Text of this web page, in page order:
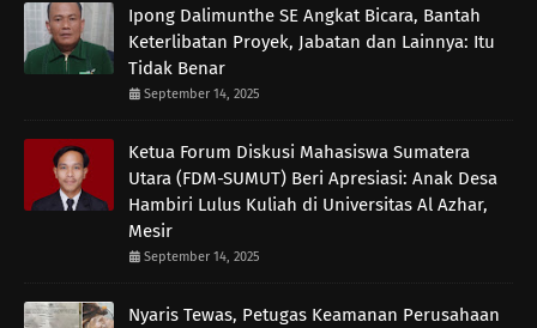
Ipong Dalimunthe SE Angkat Bicara, Bantah
Keterlibatan Proyek, Jabatan dan Lainnya: Itu
Tidak Benar
September 14, 2025
Ketua Forum Diskusi Mahasiswa Sumatera
Utara (FDM-SUMUT) Beri Apresiasi: Anak Desa
Hambiri Lulus Kuliah di Universitas Al Azhar,
Mesir
September 14, 2025
Nyaris Tewas, Petugas Keamanan Perusahaan